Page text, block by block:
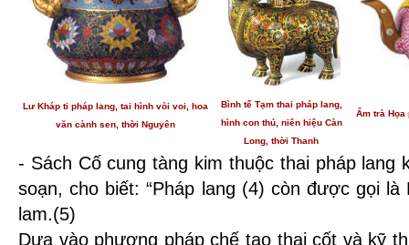
Lư Kháp ti pháp lang, tai hình vòi voi, hoa
văn cành sen, thời Nguyên
Bình tế Tạm thai pháp lang,
hình con thú, niên hiệu Càn
Long, thời Thanh
Ấm trà Họa
- Sách Cố cung tàng kim thuộc thai pháp
soạn, cho biết: “Pháp lang (4) còn được gọi
lam.(5)
Dựa vào phương pháp chế tạo thai cốt và kỹ